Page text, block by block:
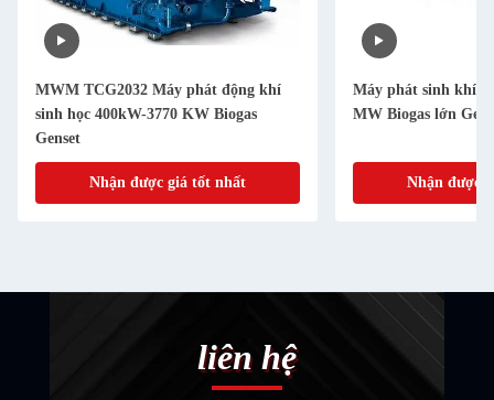
MWM TCG2032 Máy phát động khí
sinh học 400kW-3770 KW Biogas
Genset
Nhận được giá tốt nhất
Máy phát sinh khí
MW Biogas lớn
Nhận được
liên hệ